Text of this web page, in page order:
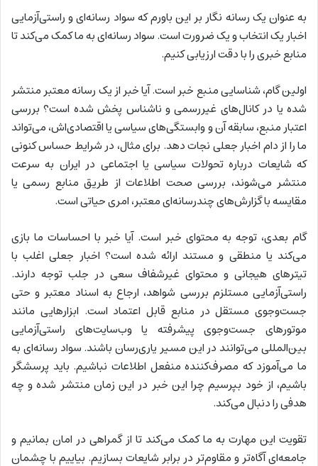
به عنوان یک رسانه نگار بر این باورم که سواد رسانه‌ای و راستی‌آزمایی
اخبار یک انتخاب و یک ضرورت است. سواد رسانه‌ای به ما کمک می‌کند تا
منابع خبری را با دقت ارزیابی کنیم.
اولین گام، شناسایی منبع خبر است. آیا خبر از یک رسانه معتبر منتشر
شده یا در کانال‌های غیررسمی و ناشناس پخش شده است؟ بررسی
اعتبار منبع، سابقه آن و وابستگی‌های سیاسی یا اقتصادی‌اش، می‌تواند
ما را از دام اخبار جعلی نجات دهد. برای مثال، در شرایط حساس کنونی
که شایعات درباره تحولات سیاسی یا اجتماعی در ایران به سرعت
منتشر می‌شوند، بررسی صحت اطلاعات از طریق منابع رسمی یا
مقایسه با گزارش‌های چندرسانه‌ای معتبر، امری حیاتی است.
گام بعدی، توجه به محتوای خبر است. آیا خبر با احساسات ما بازی
می‌کند یا منطقی و مستند ارائه شده است؟ اخبار جعلی اغلب با
تیترهای هیجانی و محتوای غیرشفاف سعی در جلب توجه دارند.
راستی‌آزمایی مستلزم بررسی شواهد، ارجاع به اسناد معتبر و حتی
جست‌وجوی مستقل در منابع قابل اعتماد است. ابزارهایی مانند
موتورهای جست‌وجوی پیشرفته یا وب‌سایت‌های راستی‌آزمایی
بین‌المللی می‌توانند در این مسیر یاری‌رسان باشند. سواد رسانه‌ای به
ما می‌آموزد که مصرف‌کننده منفعل اطلاعات نباشیم. باید پرسشگر
باشیم، از خود بپرسیم چرا این خبر در این زمان منتشر شده و چه
هدفی را دنبال می‌کند.
تقویت این مهارت به ما کمک می‌کند تا از گمراهی در امان بمانیم و
جامعه‌ای آگاه‌تر و مقاوم‌تر در برابر شایعات بسازیم. بیاییم با چشمان